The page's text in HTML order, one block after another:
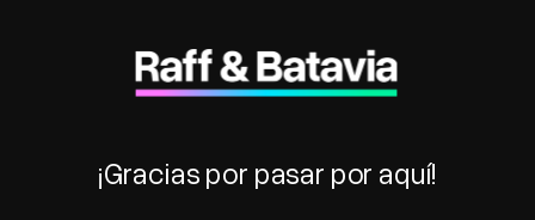
¡Gracias por pasar por aquí!